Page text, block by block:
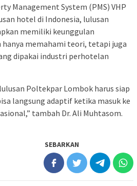
Management System (PMS) VHP
hotel di Indonesia, lulusan
memiliki keunggulan
memahami teori, tetapi juga
dipakai industri perhotelan
Poltekpar Lombok harus siap
langsung adaptif ketika masuk ke
tambah Dr. Ali Muhtasom.
SEBARKAN